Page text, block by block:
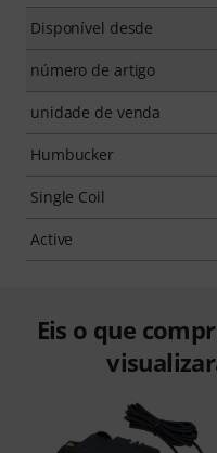
Disponível desde
número de artigo
unidade de venda
Humbucker
Single Coil
Active
Eis o que